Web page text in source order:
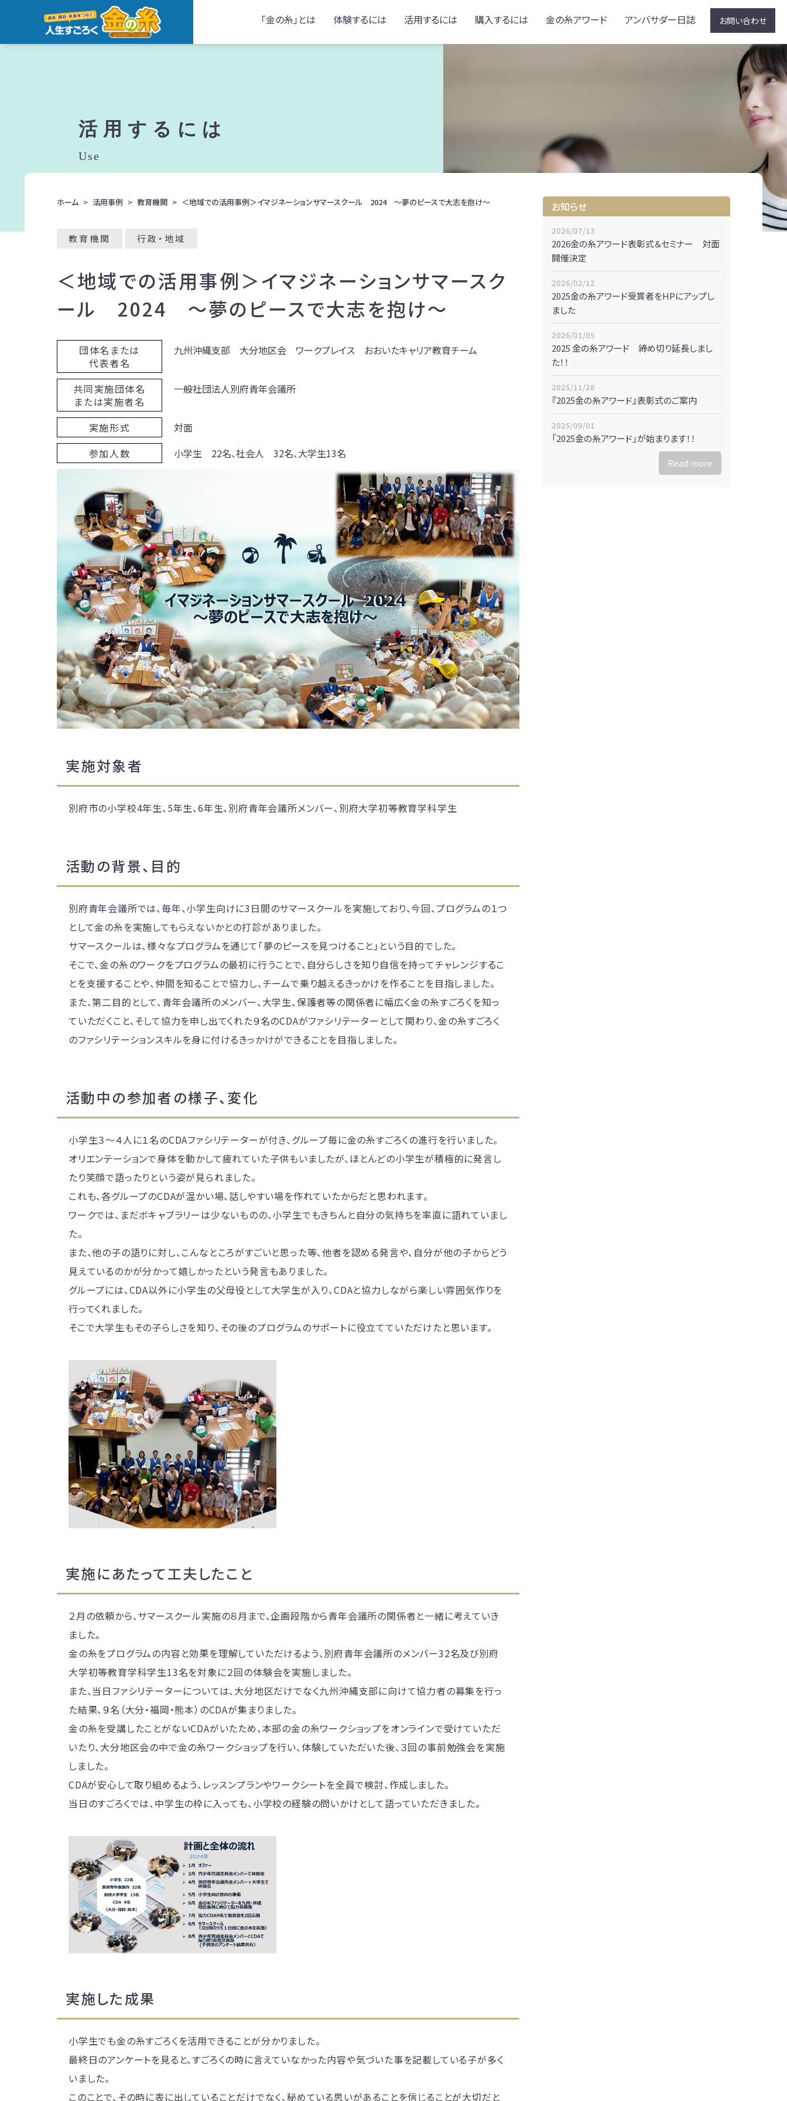
「金の糸」とは 体験するには 活用するには 購入するには 金の糸アワード アンバサダー日誌 お問い合わせ
活用するには
Use
ホーム 活用事例 教育機関 ＜地域での活用事例＞イマジネーションサマースクール 2024 ～夢のピースで大志を抱け～
教育機関 行政・地域
＜地域での活用事例＞イマジネーションサマースク
ール 2024 ～夢のピースで大志を抱け～
団体名または
代表者名
九州沖縄支部 大分地区会 ワークプレイス おおいたキャリア教育チーム
共同実施団体名
または実施者名
一般社団法人別府青年会議所
実施形式
対面
参加人数
小学生 22名、社会人 32名、大学生13名
実施対象者
別府市の小学校4年生、5年生、6年生、別府青年会議所メンバー、別府大学初等教育学科学生
活動の背景、目的
別府青年会議所では、毎年、小学生向けに3日間のサマースクールを実施しており、今回、プログラムの１つ
として金の糸を実施してもらえないかとの打診がありました。
サマースクールは、様々なプログラムを通じて「夢のピースを見つけること」という目的でした。
そこで、金の糸のワークをプログラムの最初に行うことで、自分らしさを知り自信を持ってチャレンジするこ
とを支援することや、仲間を知ることで協力し、チームで乗り越えるきっかけを作ることを目指しました。
また、第二目的として、青年会議所のメンバー、大学生、保護者等の関係者に幅広く金の糸すごろくを知っ
ていただくこと、そして協力を申し出てくれた９名のCDAがファシリテーターとして関わり、金の糸すごろく
のファシリテーションスキルを身に付けるきっかけができることを目指しました。
活動中の参加者の様子、変化
小学生３～４人に１名のCDAファシリテーターが付き、グループ毎に金の糸すごろくの進行を行いました。
オリエンテーションで身体を動かして疲れていた子供もいましたが、ほとんどの小学生が積極的に発言し
たり笑顔で語ったりという姿が見られました。
これも、各グループのCDAが温かい場、話しやすい場を作れていたからだと思われます。
ワークでは、まだボキャブラリーは少ないものの、小学生でもきちんと自分の気持ちを率直に語れていまし
た。
また、他の子の語りに対し、こんなところがすごいと思った等、他者を認める発言や、自分が他の子からどう
見えているのかが分かって嬉しかったという発言もありました。
グループには、CDA以外に小学生の父母役として大学生が入り、CDAと協力しながら楽しい雰囲気作りを
行ってくれました。
そこで大学生もその子らしさを知り、その後のプログラムのサポートに役立てていただけたと思います。
実施にあたって工夫したこと
２月の依頼から、サマースクール実施の８月まで、企画段階から青年会議所の関係者と一緒に考えていき
ました。
金の糸をプログラムの内容と効果を理解していただけるよう、別府青年会議所のメンバー32名及び別府
大学初等教育学科学生13名を対象に２回の体験会を実施しました。
また、当日ファシリテーターについては、大分地区だけでなく九州沖縄支部に向けて協力者の募集を行っ
た結果、９名（大分・福岡・熊本）のCDAが集まりました。
金の糸を受講したことがないCDAがいたため、本部の金の糸ワークショップをオンラインで受けていただ
いたり、大分地区会の中で金の糸ワークショップを行い、体験していただいた後、３回の事前勉強会を実施
しました。
CDAが安心して取り組めるよう、レッスンプランやワークシートを全員で検討、作成しました。
当日のすごろくでは、中学生の枠に入っても、小学校の経験の問いかけとして語っていただきました。
実施した成果
小学生でも金の糸すごろくを活用できることが分かりました。
最終日のアンケートを見ると、すごろくの時に言えていなかった内容や気づいた事を記載している子が多く
いました。
このことで、その時に表に出していることだけでなく、秘めている思いがあることを信じることが大切だと
お知らせ
2026/07/13
2026金の糸アワード表彰式＆セミナー 対面
開催決定
2026/02/12
2025金の糸アワード受賞者をHPにアップし
ました
2026/01/05
2025 金の糸アワード 締め切り延長しまし
た！！
2025/11/28
『2025金の糸アワード』表彰式のご案内
2025/09/01
「2025金の糸アワード」が始まります！！
Read more